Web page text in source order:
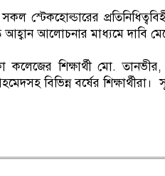
স্টেকহোল্ডারের
আহ্বান আলোচনার মাধ্যমে দাবি
কলেজের শিক্ষার্থী মো.
বিভিন্ন বর্ষের